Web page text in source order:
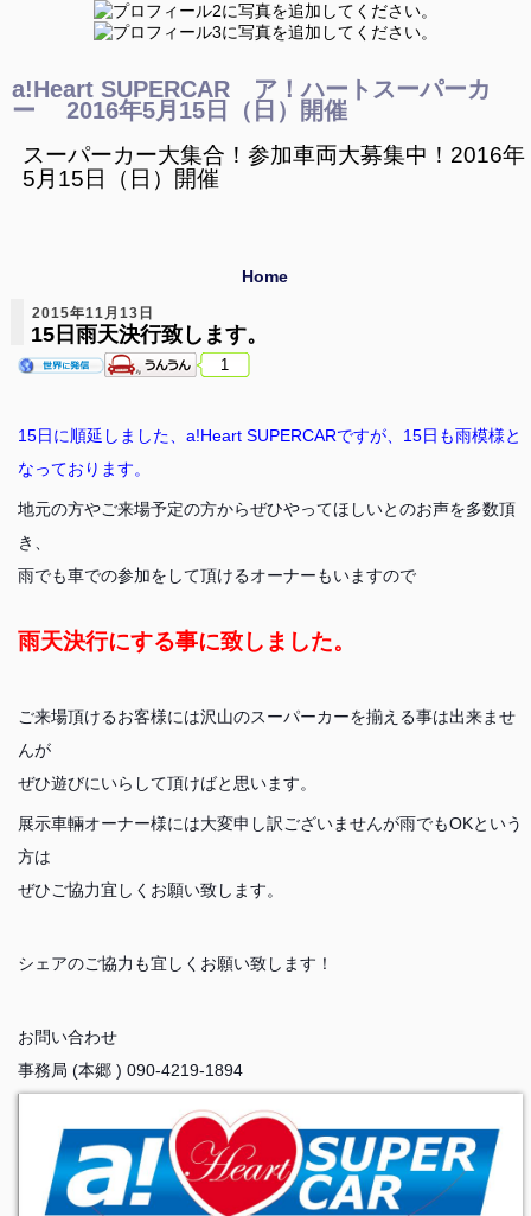
a!Heart SUPERCAR ア！ハートスーパーカ
ー 2016年5月15日（日）開催
スーパーカー大集合！参加車両大募集中！2016年
5月15日（日）開催
Home
2015年11月13日
15日雨天決行致します。
1
15日に順延しました、a!Heart SUPERCARですが、15日も雨模様と
なっております。
地元の方やご来場予定の方からぜひやってほしいとのお声を多数頂
き、
雨でも車での参加をして頂けるオーナーもいますので
雨天決行にする事に致しました。
ご来場頂けるお客様には沢山のスーパーカーを揃える事は出来ませ
んが
ぜひ遊びにいらして頂けばと思います。
展示車輛オーナー様には大変申し訳ございませんが雨でもOKという
方は
ぜひご協力宜しくお願い致します。
シェアのご協力も宜しくお願い致します！
お問い合わせ
事務局 (本郷 ) 090-4219-1894